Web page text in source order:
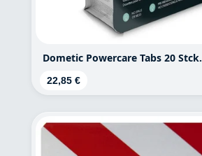
Dometic Powercare Tabs 20 Stck.
Regulärer Preis:
22,85 €